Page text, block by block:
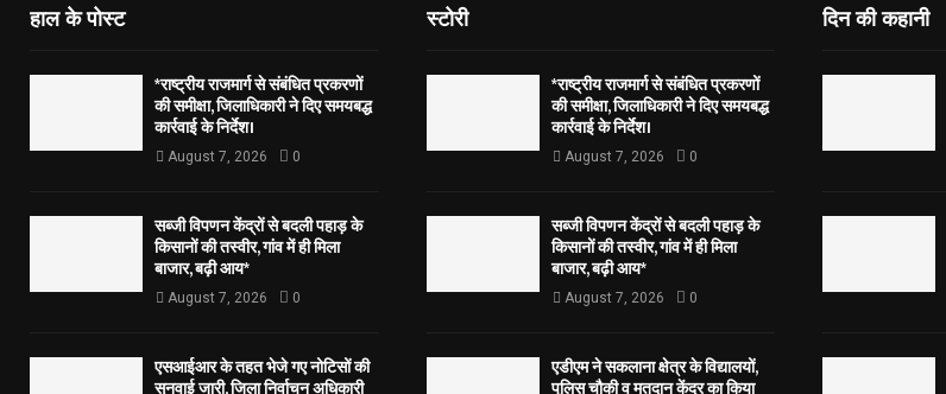
हाल के पोस्ट
*राष्ट्रीय राजमार्ग से संबंधित प्रकरणों
की समीक्षा, जिलाधिकारी ने दिए समयबद्ध
कार्रवाई के निर्देश।
August 7, 2026 0
सब्जी विपणन केंद्रों से बदली पहाड़ के
किसानों की तस्वीर, गांव में ही मिला
बाजार, बढ़ी आय*
August 7, 2026 0
एसआईआर के तहत भेजे गए नोटिसों की
स्टोरी
*राष्ट्रीय राजमार्ग से संबंधित प्रकरणों
की समीक्षा, जिलाधिकारी ने दिए समयबद्ध
कार्रवाई के निर्देश।
August 7, 2026 0
सब्जी विपणन केंद्रों से बदली पहाड़ के
किसानों की तस्वीर, गांव में ही मिला
बाजार, बढ़ी आय*
August 7, 2026 0
एडीएम ने सकलाना क्षेत्र के विद्यालयों,
दिन की कहानी